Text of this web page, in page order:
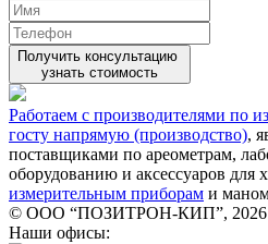
Получить консультацию
узнать стоимость
Работаем с производителями по
госту напрямую (производство),
поставщиками по ареометрам,
оборудованию и аксессуаров для
измерительным приборам и
© ООО “ПОЗИТРОН-КИП”, 2026
Наши офисы: